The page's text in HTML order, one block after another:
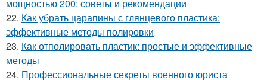
мощностью 200: советы и рекомендации
22. Как убрать царапины с глянцевого пластика:
эффективные методы полировки
23. Как отполировать пластик: простые и эффективные
методы
24. Профессиональные секреты военного юриста